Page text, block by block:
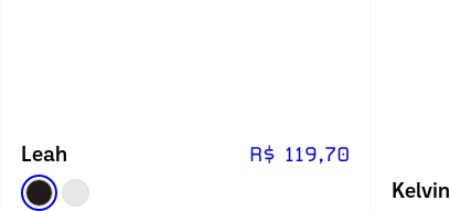
Leah R$ 119,70
Kelvin